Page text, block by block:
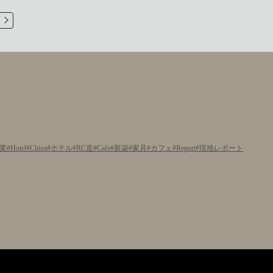
Hotel China ホテル RC造 Cafe 新築 家具 カフェ Report 現地レポート